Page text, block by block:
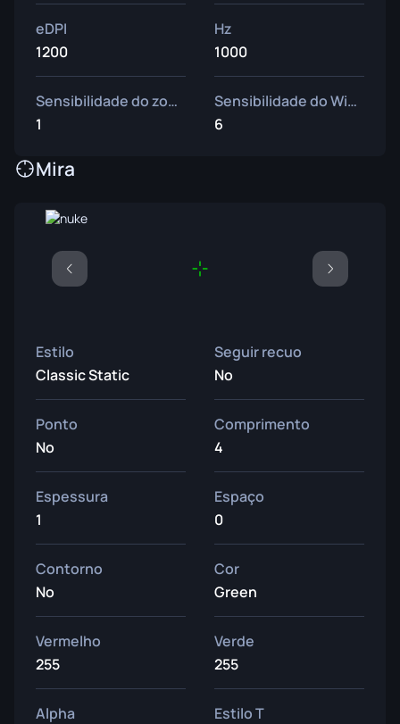
eDPI
1200
Hz
1000
Sensibilidade do zoom
1
Sensibilidade do Windows
6
Mira
Estilo
Classic Static
Seguir recuo
No
Ponto
No
Comprimento
4
Espessura
1
Espaço
0
Contorno
No
Cor
Green
Vermelho
255
Verde
255
Alpha
Estilo T